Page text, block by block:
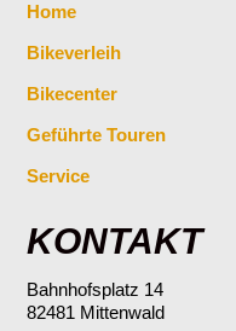
Home
Bikeverleih
Bikecenter
Geführte Touren
Service
KONTAKT
Bahnhofsplatz 14
82481 Mittenwald